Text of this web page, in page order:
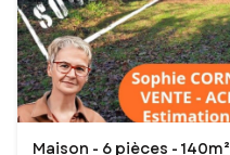
Maison - 6 pièces - 140m²